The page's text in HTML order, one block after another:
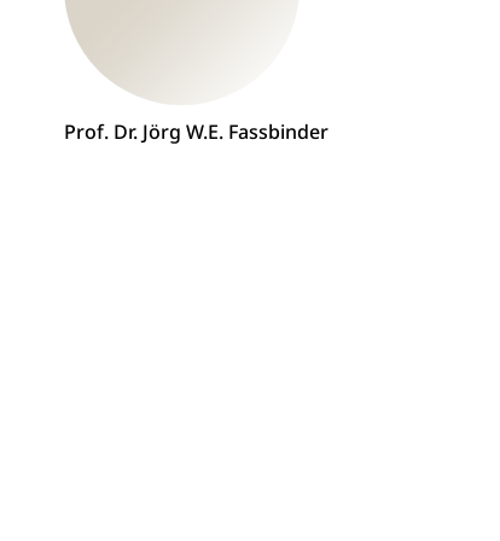
Prof. Dr. Jörg W.E. Fassbinder